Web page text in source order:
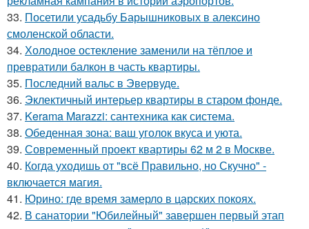
33. Посетили усадьбу Барышниковых в алексино
смоленской области.
34. Холодное остекление заменили на тёплое и
превратили балкон в часть квартиры.
35. Последний вальс в Эвервуде.
36. Эклектичный интерьер квартиры в старом фонде.
37. Kerama Marazzi: сантехника как система.
38. Обеденная зона: ваш уголок вкуса и уюта.
39. Современный проект квартиры 62 м 2 в Москве.
40. Когда уходишь от "всё Правильно, но Скучно" -
включается магия.
41. Юрино: где время замерло в царских покоях.
42. В санатории "Юбилейный" завершен первый этап